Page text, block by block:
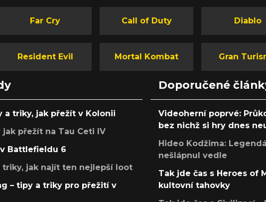
Far Cry Call of Duty Diablo
Resident Evil Mortal Kombat Gran
a triky, jak přežít v Kolonii
přežít na Tau Ceti IV
Battlefieldu 6
triky, jak najít ten nejlepší loot
– tipy a triky pro přežití v
Doporučené
Videoherní poprvé:
bez nichž si hry dnes
Hideo Kodžima:
nešlápnul vedle
Tak jde čas s Heroes of
kultovní tahovky